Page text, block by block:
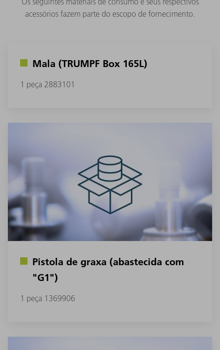
acessórios fazem parte do escopo de fornecimento.
Mala (TRUMPF Box 165L)
1 peça 2883101
Pistola de graxa (abastecida com
"G1")
1 peça 1369906